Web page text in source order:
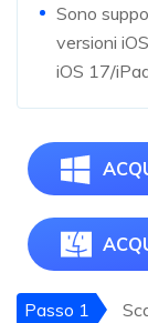
Sono
versioni
iOS 17/
Passo 1